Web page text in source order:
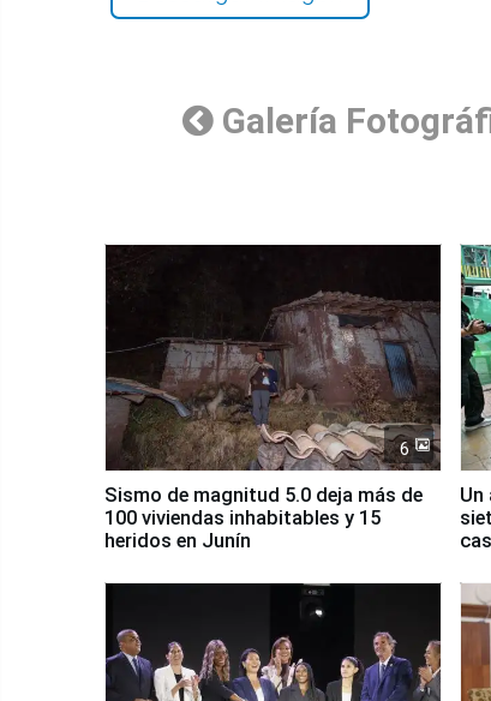
Galería
6
Sismo de magnitud 5.0 deja más de
100 viviendas inhabitables y 15
heridos en Junín
Un